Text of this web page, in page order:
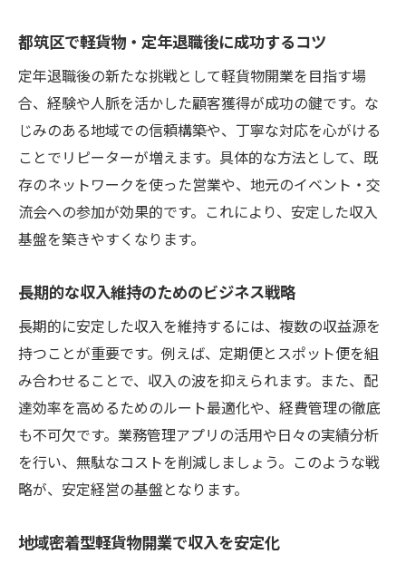
都筑区で軽貨物・定年退職後に成功するコツ
定年退職後の新たな挑戦として軽貨物開業を目指す場
合、経験や人脈を活かした顧客獲得が成功の鍵です。な
じみのある地域での信頼構築や、丁寧な対応を心がける
ことでリピーターが増えます。具体的な方法として、既
存のネットワークを使った営業や、地元のイベント・交
流会への参加が効果的です。これにより、安定した収入
基盤を築きやすくなります。
長期的な収入維持のためのビジネス戦略
長期的に安定した収入を維持するには、複数の収益源を
持つことが重要です。例えば、定期便とスポット便を組
み合わせることで、収入の波を抑えられます。また、配
達効率を高めるためのルート最適化や、経費管理の徹底
も不可欠です。業務管理アプリの活用や日々の実績分析
を行い、無駄なコストを削減しましょう。このような戦
略が、安定経営の基盤となります。
地域密着型軽貨物開業で収入を安定化